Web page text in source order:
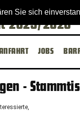
Sie sich
2025/2026
JOBS
-